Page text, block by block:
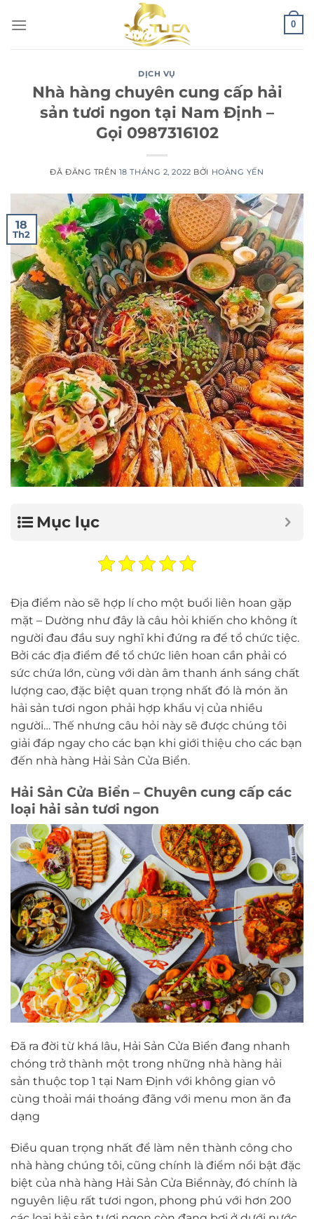
đến
0
DỊCH VỤ
Nhà hàng chuyên cung cấp hải
sản tươi ngon tại Nam Định –
Gọi 0987316102
ĐÃ ĐĂNG TRÊN 18 THÁNG 2, 2022 BỞI HOÀNG YẾN
18
Th2
Mục lục
Địa điểm nào sẽ hợp lí cho một buổi liên hoan gặp
mặt – Dường như đây là câu hỏi khiến cho không ít
người đau đầu suy nghĩ khi đứng ra để tổ chức tiệc.
Bởi các địa điểm để tổ chức liên hoan cần phải có
sức chứa lớn, cùng với dàn âm thanh ánh sáng chất
lượng cao, đặc biệt quan trọng nhất đó là món ăn
hải sản tươi ngon phải hợp khẩu vị của nhiều
người… Thế nhưng câu hỏi này sẽ được chúng tôi
giải đáp ngay cho các bạn khi giới thiệu cho các bạn
đến nhà hàng Hải Sản Cửa Biển.
Hải Sản Cửa Biển – Chuyên cung cấp các
loại hải sản tươi ngon
Đã ra đời từ khá lâu, Hải Sản Cửa Biển đang nhanh
chóng trở thành một trong những nhà hàng hải
sản thuộc top 1 tại Nam Định với không gian vô
cùng thoải mái thoáng đãng với menu mon ăn đa
dạng
Điều quan trọng nhất để làm nên thành công cho
nhà hàng chúng tôi, cũng chính là điểm nổi bật đặc
biệt của nhà hàng Hải Sản Cửa Biểnnày, đó chính là
nguyên liệu rất tươi ngon, phong phú với hơn 200